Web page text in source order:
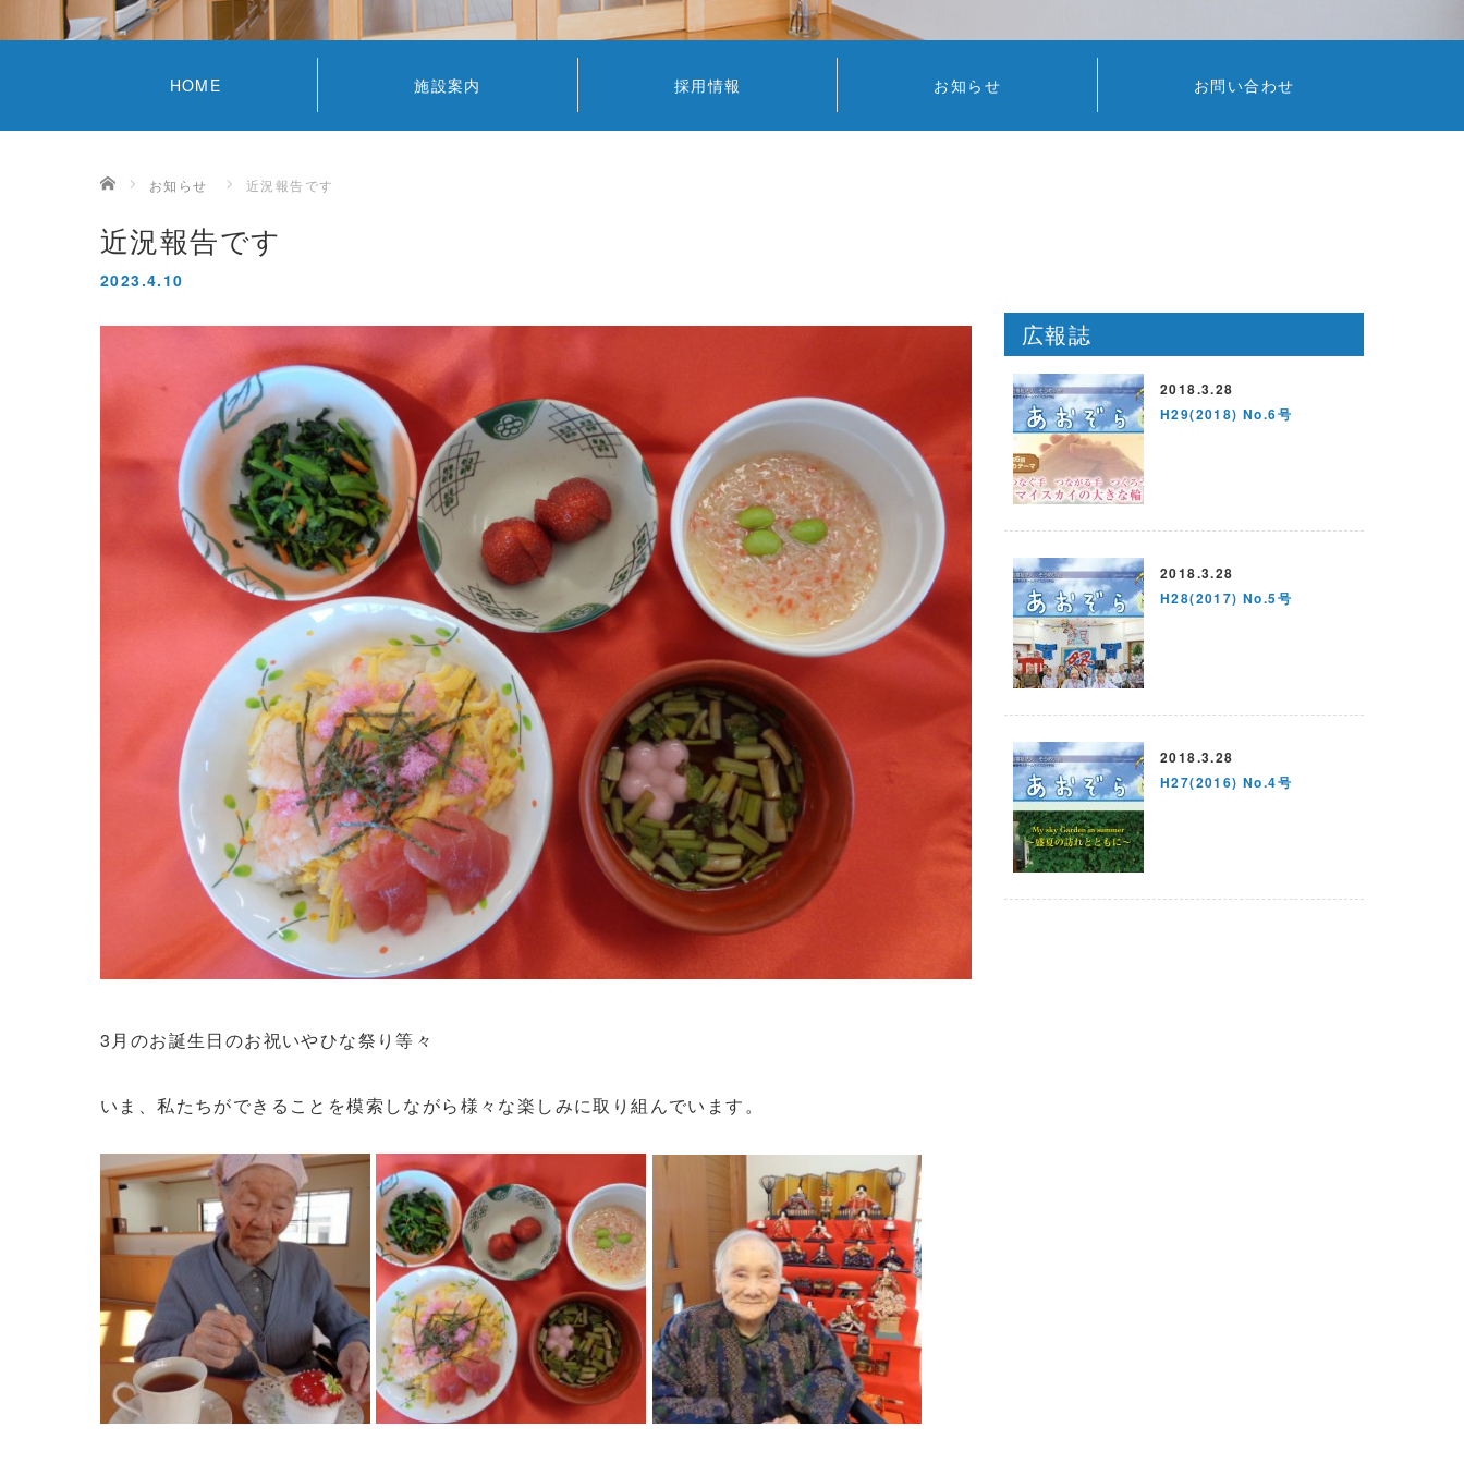
HOME 施設案内 採用情報 お知らせ お問い合わせ
ホーム お知らせ 近況報告です
近況報告です
2023.4.10
3月のお誕生日のお祝いやひな祭り等々
いま、私たちができることを模索しながら様々な楽しみに取り組んでいます。
広報誌
2018.3.28
H29(2018) No.6号
2018.3.28
H28(2017) No.5号
2018.3.28
H27(2016) No.4号